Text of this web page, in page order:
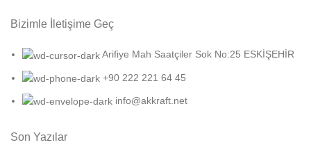
Bizimle İletişime Geç
Arifiye Mah Saatçiler Sok No:25 ESKİŞEHİR
+90 222 221 64 45
info@akkraft.net
Son Yazılar